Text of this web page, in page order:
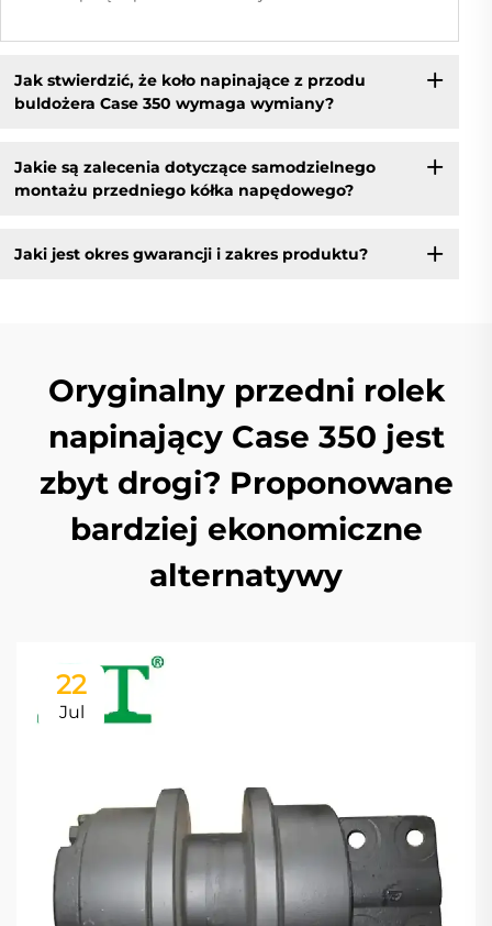
Jak stwierdzić, że koło napinające z przodu
buldożera Case 350 wymaga wymiany?
Jakie są zalecenia dotyczące samodzielnego
montażu przedniego kółka napędowego?
Jaki jest okres gwarancji i zakres produktu?
Oryginalny przedni rolek
napinający Case 350 jest
zbyt drogi? Proponowane
bardziej ekonomiczne
alternatywy
22
Jul